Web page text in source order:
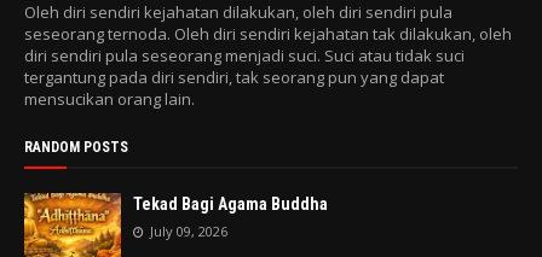
Oleh diri sendiri kejahatan dilakukan, oleh diri sendiri pula
seseorang ternoda. Oleh diri sendiri kejahatan tak dilakukan, oleh
diri sendiri pula seseorang menjadi suci. Suci atau tidak suci
tergantung pada diri sendiri, tak seorang pun yang dapat
mensucikan orang lain.
RANDOM POSTS
Tekad Bagi Agama Buddha
July 09, 2026